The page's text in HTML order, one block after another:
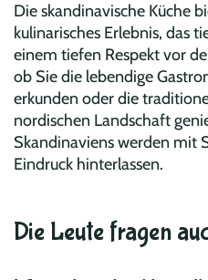
Die skandinavische Küche
kulinarisches Erlebnis, das
einem tiefen Respekt vor
ob Sie die lebendige
erkunden oder die
nordischen Landschaft
Skandinaviens werden mit
Eindruck hinterlassen.
Die Leute fragen